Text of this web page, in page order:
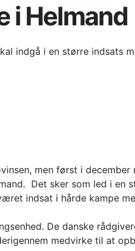
i Helmand
indgå i en større indsats
men først i
Det sker som led i en
indsat i hårde kampe
De danske
medvirke til at